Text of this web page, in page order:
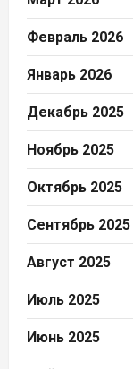
Февраль 2026
Январь 2026
Декабрь 2025
Ноябрь 2025
Октябрь 2025
Сентябрь 2025
Август 2025
Июль 2025
Июнь 2025